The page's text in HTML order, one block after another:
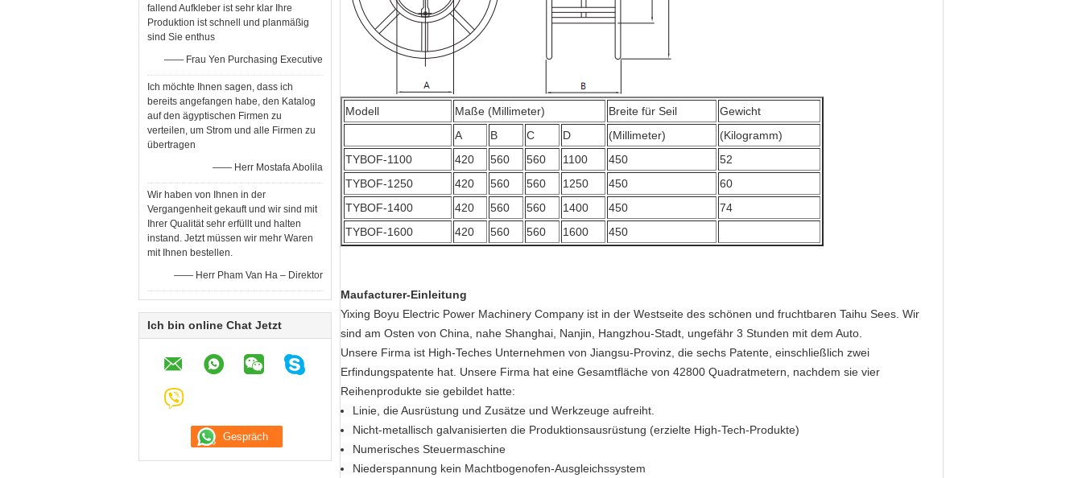
fallend Aufkleber ist sehr klar Ihre
Produktion ist schnell und planmäßig
sind Sie enthus
—— Frau Yen Purchasing Executive
Ich möchte Ihnen sagen, dass ich
bereits angefangen habe, den Katalog
auf den ägyptischen Firmen zu
verteilen, um Strom und alle Firmen zu
übertragen
—— Herr Mostafa Abolila
Wir haben von Ihnen in der
Vergangenheit gekauft und wir sind mit
Ihrer Qualität sehr erfüllt und halten
instand. Jetzt müssen wir mehr Waren
mit Ihnen bestellen.
—— Herr Pham Van Ha – Direktor
Ich bin online Chat Jetzt
Modell Maße (Millimeter) Breite für Seil
Gewicht
A
B C D (Millimeter)
(Kilogramm)
TYBOF-1100
420 560 560 1100 450
52
TYBOF-1250
420 560 560 1250 450
60
TYBOF-1400
420 560 560 1400 450
74
TYBOF-1600
420 560 560 1600 450
Maufacturer-Einleitung
Yixing Boyu Electric Power Machinery Company ist in der Westseite des schönen und fruchtbaren Taihu Sees. Wir
sind am Osten von China, nahe Shanghai, Nanjin, Hangzhou-Stadt, ungefähr 3 Stunden mit dem Auto.
Unsere Firma ist High-Teches Unternehmen von Jiangsu-Provinz, die sechs Patente, einschließlich zwei
Erfindungspatente hat. Unsere Firma hat eine Gesamtfläche von 42800 Quadratmetern, nachdem sie vier
Reihenprodukte sie gebildet hatte:
Linie, die Ausrüstung und Zusätze und Werkzeuge aufreiht.
Nicht-metallisch galvanisierten die Produktionsausrüstung (erzielte High-Tech-Produkte)
Numerisches Steuermaschine
Niederspannung kein Machtbogenofen-Ausgleichssystem